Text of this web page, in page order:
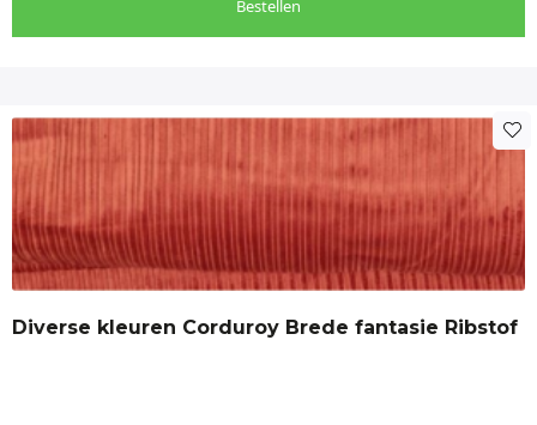
Bestellen
Diverse kleuren Corduroy Brede fantasie Ribstof
meerdere
variaties.
Deze
kan